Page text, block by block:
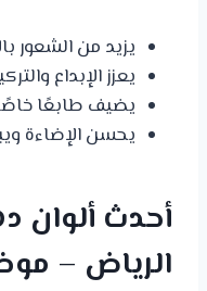
يزيد من الشعور
يعزز الإبداع
يضيف طابعًا
يحسن الإضاءة
أحدث ألوان
الرياض – موضة